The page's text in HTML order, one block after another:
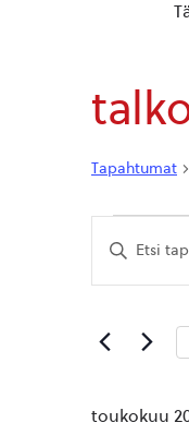
Tapahtumat
Etsi
Syötä
hakusana.
Etsi
hakusanalla.
toukokuu